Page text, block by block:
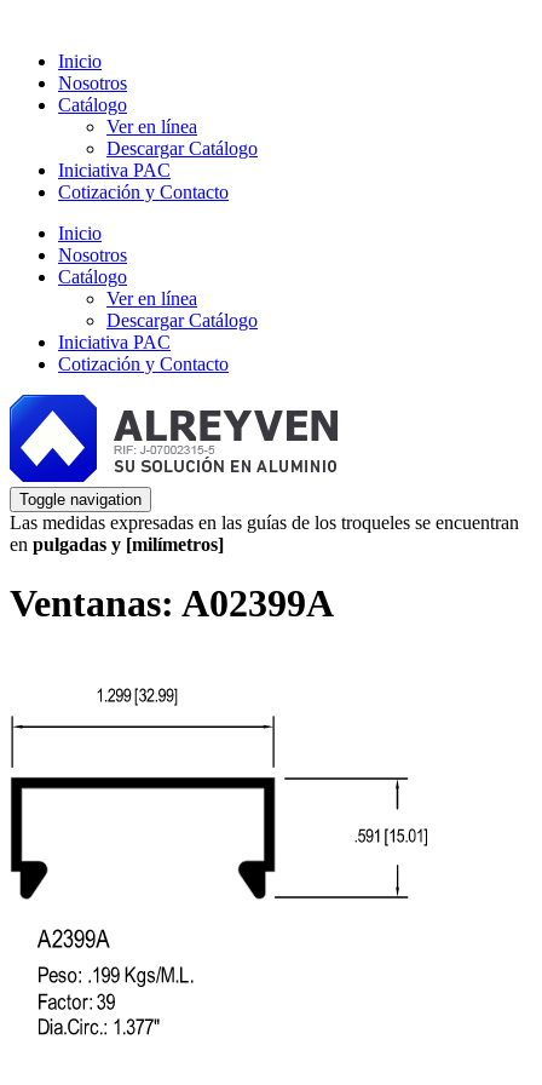
Inicio
Nosotros
Catálogo
Ver en línea
Descargar Catálogo
Iniciativa PAC
Cotización y Contacto
Inicio
Nosotros
Catálogo
Ver en línea
Descargar Catálogo
Iniciativa PAC
Cotización y Contacto
Toggle navigation
Las medidas expresadas en las guías de los troqueles se encuentran
en pulgadas y [milímetros]
Ventanas: A02399A